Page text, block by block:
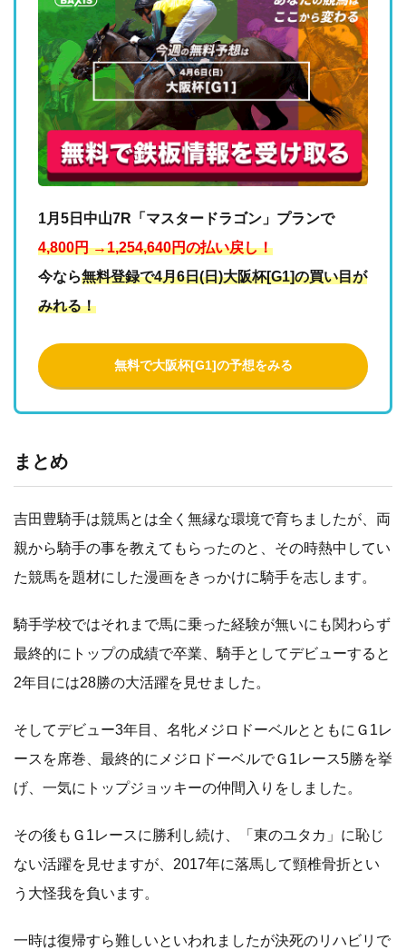
1月5日中山7R「マスタードラゴン」プランで
4,800円 →1,254,640円の払い戻し！
今なら無料登録で4月6日(日)大阪杯[G1]の買い目が
みれる！
無料で大阪杯[G1]の予想をみる
まとめ
吉田豊騎手は競馬とは全く無縁な環境で育ちましたが、両
親から騎手の事を教えてもらったのと、その時熱中してい
た競馬を題材にした漫画をきっかけに騎手を志します。
騎手学校ではそれまで馬に乗った経験が無いにも関わらず
最終的にトップの成績で卒業、騎手としてデビューすると
2年目には28勝の大活躍を見せました。
そしてデビュー3年目、名牝メジロドーベルとともにＧ1レ
ースを席巻、最終的にメジロドーベルでＧ1レース5勝を挙
げ、一気にトップジョッキーの仲間入りをしました。
その後もＧ1レースに勝利し続け、「東のユタカ」に恥じ
ない活躍を見せますが、2017年に落馬して頸椎骨折とい
う大怪我を負います。
一時は復帰すら難しいといわれましたが決死のリハビリで